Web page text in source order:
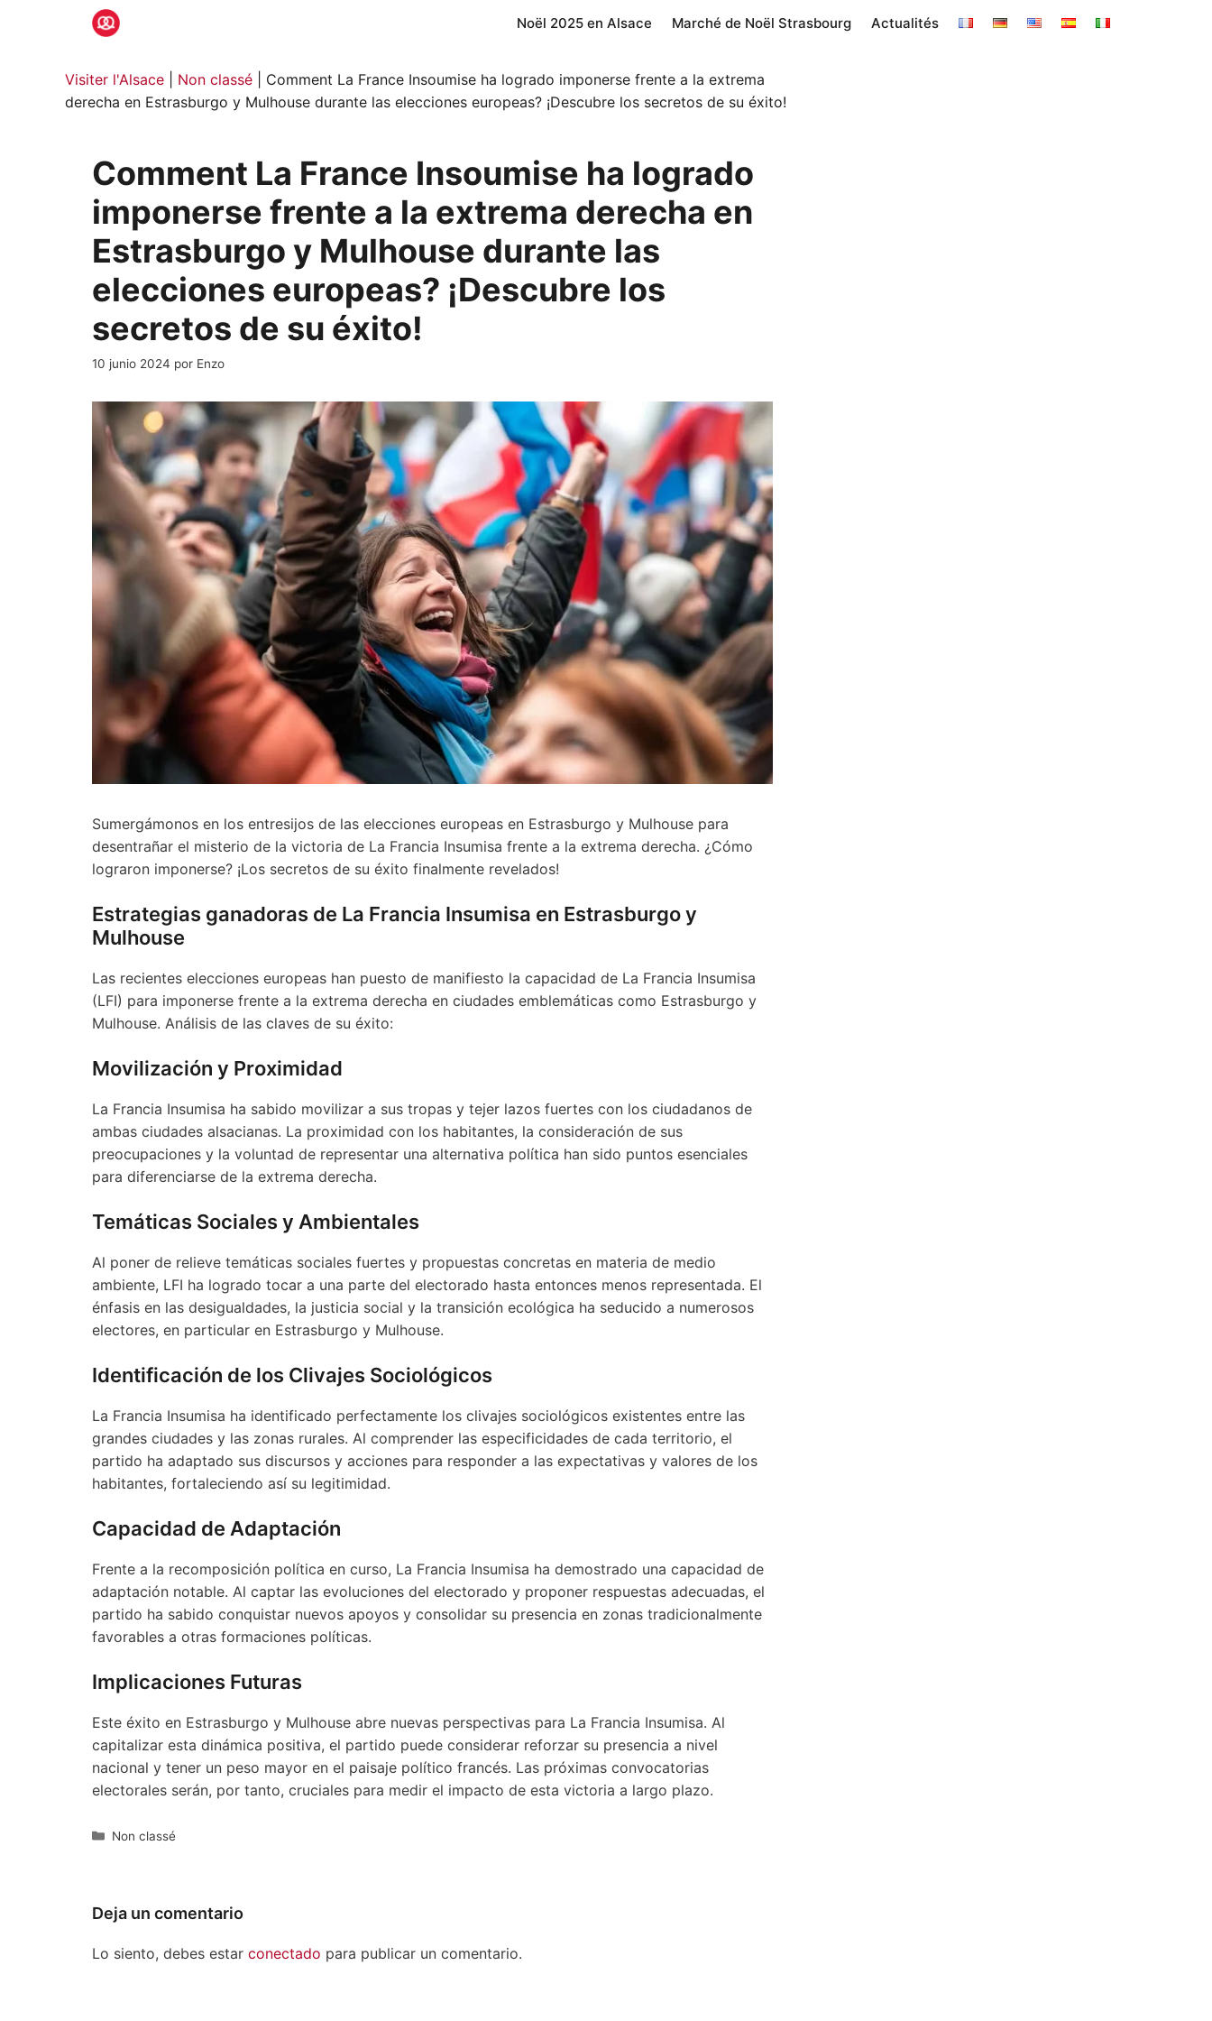
Noël 2025 en Alsace Marché de Noël Strasbourg Actualités
Visiter l'Alsace Non classé
Comment La France Insoumise ha logrado imponerse frente a la extrema
derecha en Estrasburgo y Mulhouse durante las elecciones europeas? ¡Descubre los secretos de su éxito!
Comment La France Insoumise ha logrado
imponerse frente a la extrema derecha en
Estrasburgo y Mulhouse durante las
elecciones europeas? ¡Descubre los
secretos de su éxito!
10 junio 2024 por Enzo
Sumergámonos en los entresijos de las elecciones europeas en Estrasburgo y Mulhouse para
desentrañar el misterio de la victoria de La Francia Insumisa frente a la extrema derecha. ¿Cómo
lograron imponerse? ¡Los secretos de su éxito finalmente revelados!
Estrategias ganadoras de La Francia Insumisa en Estrasburgo y
Mulhouse
Las recientes elecciones europeas han puesto de manifiesto la capacidad de La Francia Insumisa
(LFI) para imponerse frente a la extrema derecha en ciudades emblemáticas como Estrasburgo y
Mulhouse. Análisis de las claves de su éxito:
Movilización y Proximidad
La Francia Insumisa ha sabido movilizar a sus tropas y tejer lazos fuertes con los ciudadanos de
ambas ciudades alsacianas. La proximidad con los habitantes, la consideración de sus
preocupaciones y la voluntad de representar una alternativa política han sido puntos esenciales
para diferenciarse de la extrema derecha.
Temáticas Sociales y Ambientales
Al poner de relieve temáticas sociales fuertes y propuestas concretas en materia de medio
ambiente, LFI ha logrado tocar a una parte del electorado hasta entonces menos representada. El
énfasis en las desigualdades, la justicia social y la transición ecológica ha seducido a numerosos
electores, en particular en Estrasburgo y Mulhouse.
Identificación de los Clivajes Sociológicos
La Francia Insumisa ha identificado perfectamente los clivajes sociológicos existentes entre las
grandes ciudades y las zonas rurales. Al comprender las especificidades de cada territorio, el
partido ha adaptado sus discursos y acciones para responder a las expectativas y valores de los
habitantes, fortaleciendo así su legitimidad.
Capacidad de Adaptación
Frente a la recomposición política en curso, La Francia Insumisa ha demostrado una capacidad de
adaptación notable. Al captar las evoluciones del electorado y proponer respuestas adecuadas, el
partido ha sabido conquistar nuevos apoyos y consolidar su presencia en zonas tradicionalmente
favorables a otras formaciones políticas.
Implicaciones Futuras
Este éxito en Estrasburgo y Mulhouse abre nuevas perspectivas para La Francia Insumisa. Al
capitalizar esta dinámica positiva, el partido puede considerar reforzar su presencia a nivel
nacional y tener un peso mayor en el paisaje político francés. Las próximas convocatorias
electorales serán, por tanto, cruciales para medir el impacto de esta victoria a largo plazo.
Categorías
Non classé
Deja un comentario
Lo siento, debes estar conectado para publicar un comentario.